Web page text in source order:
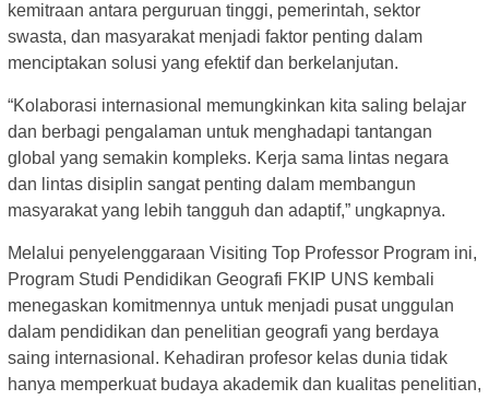
kemitraan antara perguruan tinggi, pemerintah, sektor
swasta, dan masyarakat menjadi faktor penting dalam
menciptakan solusi yang efektif dan berkelanjutan.
“Kolaborasi internasional memungkinkan kita saling belajar
dan berbagi pengalaman untuk menghadapi tantangan
global yang semakin kompleks. Kerja sama lintas negara
dan lintas disiplin sangat penting dalam membangun
masyarakat yang lebih tangguh dan adaptif,” ungkapnya.
Melalui penyelenggaraan Visiting Top Professor Program ini,
Program Studi Pendidikan Geografi FKIP UNS kembali
menegaskan komitmennya untuk menjadi pusat unggulan
dalam pendidikan dan penelitian geografi yang berdaya
saing internasional. Kehadiran profesor kelas dunia tidak
hanya memperkuat budaya akademik dan kualitas penelitian,